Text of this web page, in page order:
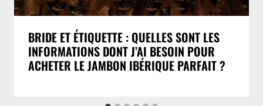
BRIDE ET ÉTIQUETTE : QUELLES SONT LES
INFORMATIONS DONT J’AI BESOIN POUR
ACHETER LE JAMBON IBÉRIQUE PARFAIT ?